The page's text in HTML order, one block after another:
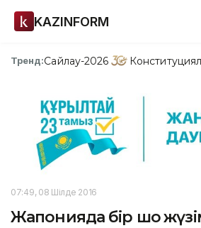
KAZINFORM
Тренд:Сайлау-2026
07:49, 08 Шілде 2016
Жапонияда бір шоқ